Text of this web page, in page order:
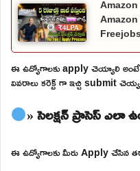
ఈ ఉద్యోగాలకు apply చెయ్యాలి అంటే,
వివరాలు కరెక్ట్ గా ఇచ్చి submit
» సెలక్షన్ ప్రాసెస్ ఎలా
ఈ ఉద్యోగాలకు మీరు Apply చేసిన